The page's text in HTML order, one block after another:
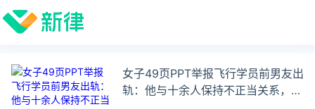
女子49页PPT举报飞行学员前男友出
轨：他与十余人保持不正当关系，金